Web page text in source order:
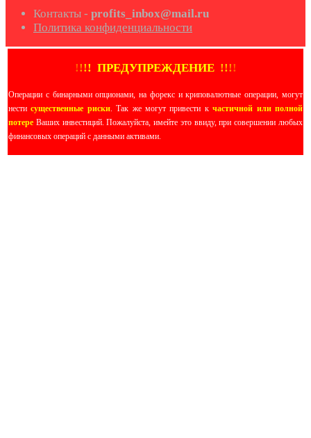
Контакты - profits_inbox@mail.ru
Политика конфиденциальности
!!!! ПРЕДУПРЕЖДЕНИЕ !!!!
Операции с бинарными опционами, на форекс и криповалютные операции, могут
нестисущественные риски. Так же могут привести кчастичной или полной
потере Ваших инвестиций. Пожалуйста, имейте это ввиду, при совершении любых
финансовых операций с данными активами.